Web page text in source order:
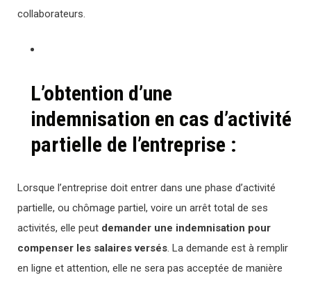
collaborateurs.
L’obtention d’une
indemnisation en cas d’activité
partielle de l’entreprise :
Lorsque l’entreprise doit entrer dans une phase d’activité
partielle, ou chômage partiel, voire un arrêt total de ses
activités, elle peut demander une indemnisation pour
compenser les salaires versés. La demande est à remplir
en ligne et attention, elle ne sera pas acceptée de manière